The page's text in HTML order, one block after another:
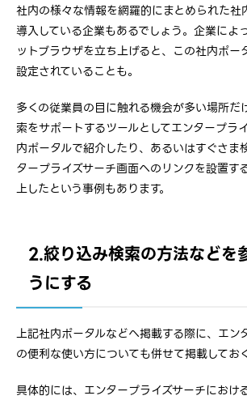
社内の様々な情報を網羅的にまとめられた社
導入している企業もあるでしょう。企業によ
ットブラウザを立ち上げると、この社内ポー
設定されていることも。
多くの従業員の目に触れる機会が多い場所だ
索をサポートするツールとしてエンタープラ
内ポータルで紹介したり、あるいはすぐさま
タープライズサーチ画面へのリンクを設置す
上したという事例もあります。
2.絞り込み検索の方法などを
うにする
上記社内ポータルなどへ掲載する際に、エン
の便利な使い方についても併せて掲載してお
具体的には、エンタープライズサーチにおけ